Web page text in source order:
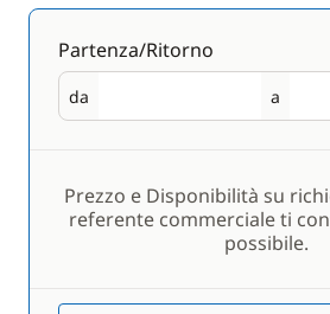
Partenza/Ritorno
da
Partenza a
Ritorno
Prezzo e Disponibilità su
referente commerciale ti
possibile.